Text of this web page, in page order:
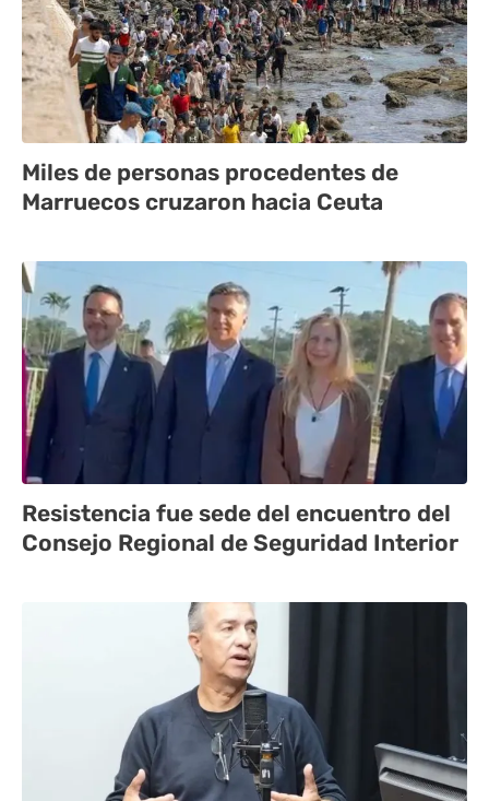
Miles de personas procedentes de
Marruecos cruzaron hacia Ceuta
Resistencia fue sede del encuentro del
Consejo Regional de Seguridad Interior